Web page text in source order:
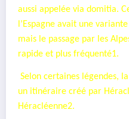
aussi appelée via domitia.
l’Espagne avait une
mais le passage par les
rapide et plus fréquenté1.
Selon certaines légendes,
un itinéraire créé par
Héracléenne2.